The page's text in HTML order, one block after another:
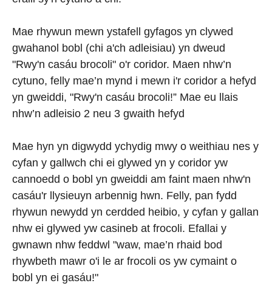
Mae rhywun mewn ystafell gyfagos yn clywed
gwahanol bobl (chi a'ch adleisiau) yn dweud
"Rwy'n casáu brocoli" o'r coridor. Maen nhw’n
cytuno, felly mae’n mynd i mewn i'r coridor a hefyd
yn gweiddi, "Rwy'n casáu brocoli!” Mae eu llais
nhw’n adleisio 2 neu 3 gwaith hefyd
Mae hyn yn digwydd ychydig mwy o weithiau nes y
cyfan y gallwch chi ei glywed yn y coridor yw
cannoedd o bobl yn gweiddi am faint maen nhw'n
casáu'r llysieuyn arbennig hwn. Felly, pan fydd
rhywun newydd yn cerdded heibio, y cyfan y gallan
nhw ei glywed yw casineb at frocoli. Efallai y
gwnawn nhw feddwl "waw, mae’n rhaid bod
rhywbeth mawr o'i le ar frocoli os yw cymaint o
bobl yn ei gasáu!"